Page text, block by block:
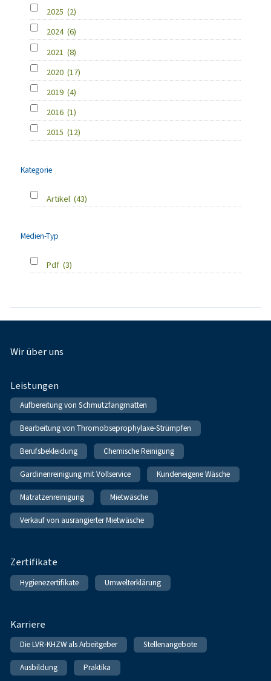
2025 (2)
2024 (6)
2021 (8)
2020 (17)
2019 (4)
2016 (1)
2015 (12)
Kategorie
Artikel (43)
Medien-Typ
Pdf (3)
Fußnavigation
Wir über uns
Leistungen
Aufbereitung von Schmutzfangmatten
Bearbeitung von Thromobseprophylaxe-Strümpfen
Berufsbekleidung Chemische Reinigung
Gardinenreinigung mit Vollservice Kundeneigene Wäsche
Matratzenreinigung Mietwäsche
Verkauf von ausrangierter Mietwäsche
Zertifikate
Hygienezertifikate Umwelterklärung
Karriere
Die LVR-KHZW als Arbeitgeber Stellenangebote
Ausbildung Praktika